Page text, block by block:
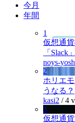
今月
年間
1
仮想通
「Slack」
noys-
2
ホリエ
うなる？
kasi2 /4
3
仮想通